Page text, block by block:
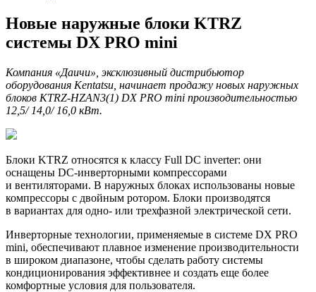
Новые наружные блоки KTRZ
системы DX PRO mini
Компания «Даичи», эксклюзивный дистрибьютор
оборудования Kentatsu, начинает продажу новых наружных
блоков KTRZ-HZAN3(1) DX PRO mini производительностью
12,5/ 14,0/ 16,0 кВт.
Блоки KTRZ относятся к классу Full DC inverter: они
оснащены DC-инверторными компрессорами
и вентиляторами. В наружных блоках использованы новые
компрессоры с двойным ротором. Блоки производятся
в вариантах для одно- или трехфазной электрической сети.
Инверторные технологии, применяемые в системе DX PRO
mini, обеспечивают плавное изменение производительности
в широком диапазоне, чтобы сделать работу системы
кондиционирования эффективнее и создать еще более
комфортные условия для пользователя.